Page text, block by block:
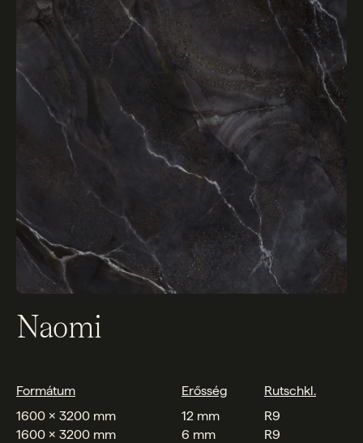
Naomi
Formátum Erősség
Rutschkl.
1600 x 3200 mm
12 mm
R9
1600 x 3200 mm
6 mm R9